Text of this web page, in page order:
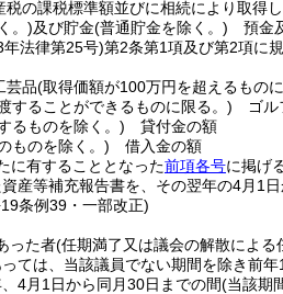
の課税標準額並びに相続により取得
。)及び貯金(普通貯金を除く。) 預金
年法律第25号)第2条第1項及び第2項に
芸品(取得価額が100万円を超えるもの
することができるものに限る。) ゴル
るものを除く。) 貸付金の額
ものを除く。) 借入金の額
に有することとなった前項各号に掲げ
産等補充報告書を、その翌年の4月1
条例39・一部改正)
った者(任期満了又は議会の解散によ
ては、当該議員でない期間を除き前
4月1日から同月30日までの間(当該期